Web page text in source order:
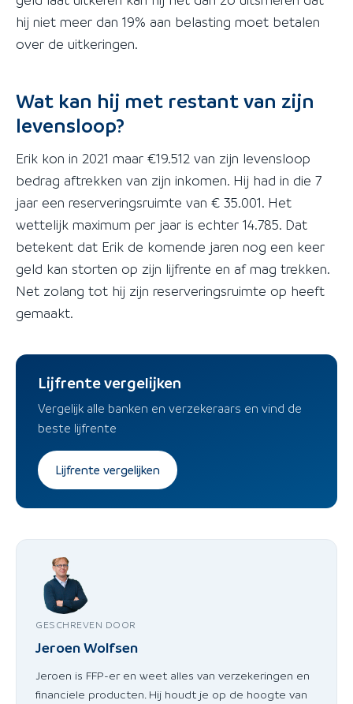
hij niet meer dan 19% aan belasting moet betalen
over de uitkeringen.
Wat kan hij met restant van zijn
levensloop?
Erik kon in 2021 maar €19.512 van zijn levensloop
bedrag aftrekken van zijn inkomen. Hij had in die 7
jaar een reserveringsruimte van € 35.001. Het
wettelijk maximum per jaar is echter 14.785. Dat
betekent dat Erik de komende jaren nog een keer
geld kan storten op zijn lijfrente en af mag trekken.
Net zolang tot hij zijn reserveringsruimte op heeft
gemaakt.
Lijfrente vergelijken
Vergelijk alle banken en verzekeraars en vind de
beste lijfrente
Lijfrente vergelijken
GESCHREVEN DOOR
Jeroen Wolfsen
Jeroen is FFP-er en weet alles van verzekeringen en
financiele producten. Hij houdt je op de hoogte van